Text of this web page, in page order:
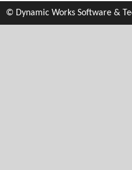
© Dynamic Works Software &